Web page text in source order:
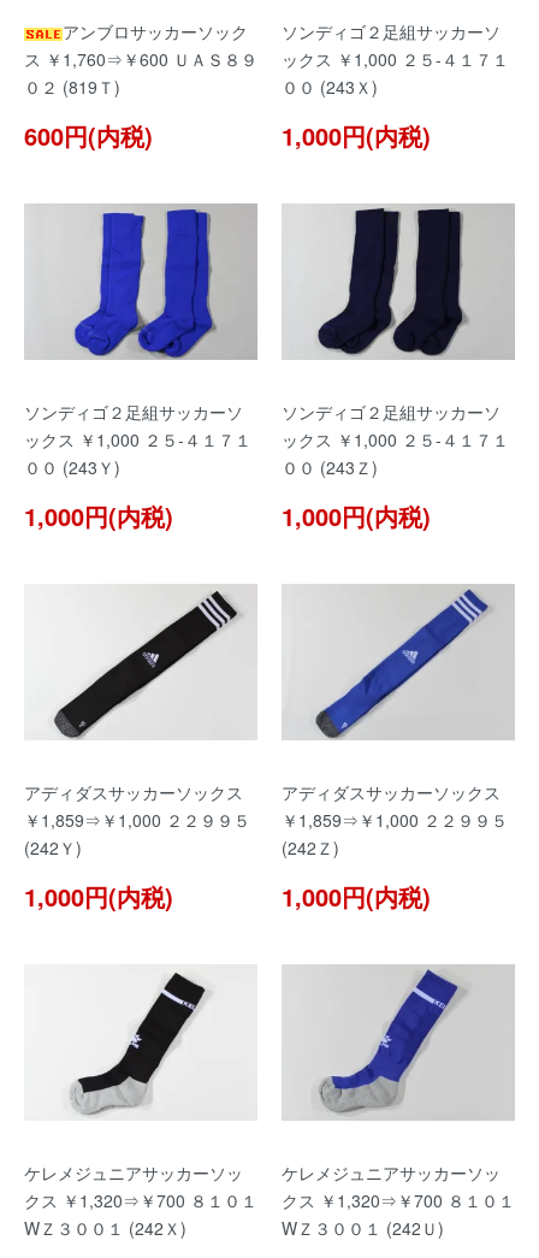
アンブロサッカーソック
ス ￥1,760⇒￥600 ＵＡＳ８９
０２ (819Ｔ)
600円(内税)
ソンディゴ２足組サッカーソ
ックス ￥1,000 ２５-４１７１
００ (243Ｘ)
1,000円(内税)
ソンディゴ２足組サッカーソ
ックス ￥1,000 ２５-４１７１
００ (243Ｙ)
1,000円(内税)
ソンディゴ２足組サッカーソ
ックス ￥1,000 ２５-４１７１
００ (243Ｚ)
1,000円(内税)
アディダスサッカーソックス
￥1,859⇒￥1,000 ２２９９５
(242Ｙ)
1,000円(内税)
アディダスサッカーソックス
￥1,859⇒￥1,000 ２２９９５
(242Ｚ)
1,000円(内税)
ケレメジュニアサッカーソッ
クス ￥1,320⇒￥700 ８１０１
WＺ３００１ (242Ｘ)
ケレメジュニアサッカーソッ
クス ￥1,320⇒￥700 ８１０１
WＺ３００１ (242Ｕ)